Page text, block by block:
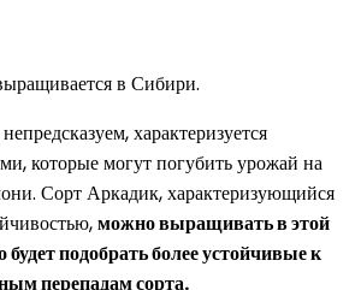
в Сибири.
характеризуется
которые могут погубить урожай на
Сорт Аркадик, характеризующийся
можно выращивать в этой
будет подобрать более устойчивые к
перепадам сорта.